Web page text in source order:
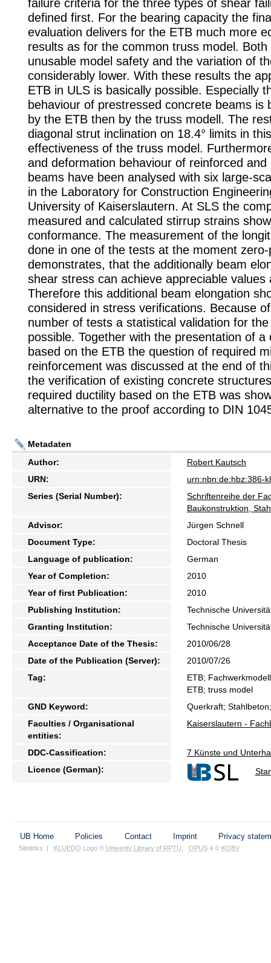
failure criteria for the three types of shear
defined first. For the bearing capacity the
evaluation delivers for the ETB much more
results as for the common truss model. Both
unusable model safety and the variation of
considerably lower. With these results the
ETB in ULS is basically possible. Especially
behaviour of prestressed concrete beams is
by the ETB then by the truss modell. The
diagonal strut inclination on 18.4° limits in
effectiveness of the truss model.
and deformation behaviour of reinforced and
beams have been analysed with six large-
in the Laboratory for Construction
University of Kaiserslautern. At SLS the
measured and calculated stirrup strains
conformance. The measurement of the
done in one of the tests at the moment zero-
demonstrates, that the additionally beam
shear stress can achieve appreciable values
Therefore this additional beam elongation
considered in stress verifications. Because
number of tests a statistical validation for
possible. Together with the presentation of a
based on the ETB the question of required
reinforcement was discussed at the end of
the verification of existing concrete
required ductility based on the ETB was
alternative to the proof according to DIN
Metadaten
Author:
Robert Kautsch
URN:
urn:nbn:de:hbz:386-
Series (Serial Number):
Schriftenreihe der
Baukonstruktion,
Advisor:
Jürgen Schnell
Document Type:
Doctoral Thesis
Language of publication:
German
Year of Completion:
2010
Year of first Publication:
2010
Publishing Institution:
Technische
Granting Institution:
Technische
Acceptance Date of the Thesis:
2010/06/28
Date of the Publication (Server):
2010/07/26
Tag:
ETB; Fachwerkmodell
ETB; truss model
GND Keyword:
Querkraft;
Faculties / Organisational
entities:
Kaiserslautern -
DDC-Cassification:
7 Künste und
Licence (German):
UB Home Policies Contact Imprint Privacy
Sitelinks KLUEDO Logo © Univerity Library of RPTU OPUS4 © KOBV